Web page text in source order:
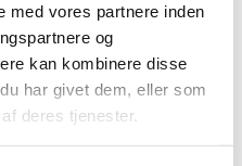
med vores partnere inden
og
kan kombinere disse
har givet dem, eller som
deres tjenester.
“JULEKIRKE 2011” i